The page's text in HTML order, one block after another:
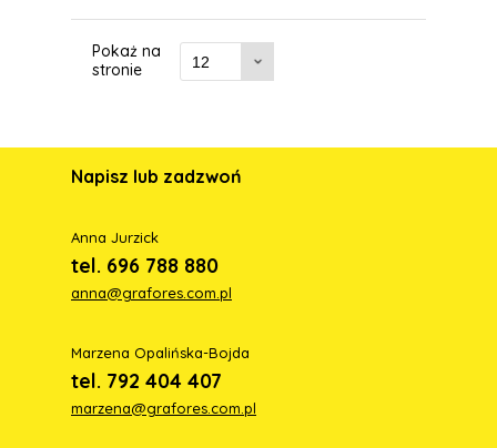
Pokaż na
stronie
Napisz lub zadzwoń
Anna Jurzick
tel. 696 788 880
anna@grafores.com.pl
Marzena Opalińska-Bojda
tel. 792 404 407
marzena@grafores.com.pl